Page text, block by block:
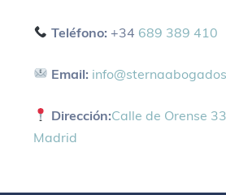
Teléfono: +34 689 389 410
Email:
Dirección:Calle de Orense
Madrid